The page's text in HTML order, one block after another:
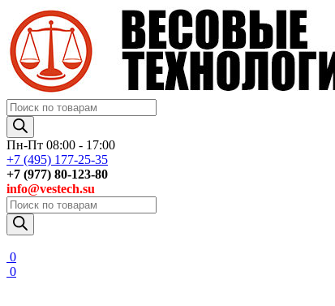
Поиск
товаров
Пн-Пт 08:00 - 17:00
+7 (495) 177-25-35
+7 (977) 80-123-80
info@vestech.su
Поиск
товаров
0
0